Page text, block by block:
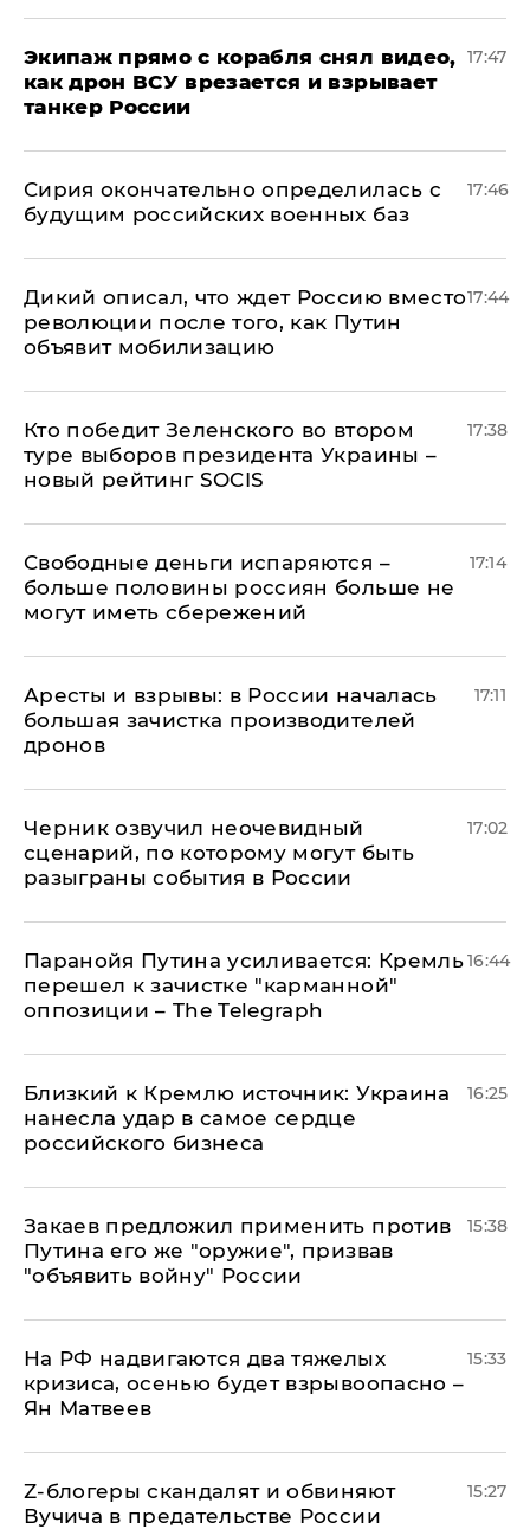
Экипаж прямо с корабля снял видео,
как дрон ВСУ врезается и взрывает
танкер России
17:47
Сирия окончательно определилась с
будущим российских военных баз
17:46
Дикий описал, что ждет Россию вместо
революции после того, как Путин
объявит мобилизацию
17:44
Кто победит Зеленского во втором
туре выборов президента Украины –
новый рейтинг SOCIS
17:38
Свободные деньги испаряются –
больше половины россиян больше не
могут иметь сбережений
17:14
Аресты и взрывы: в России началась
большая зачистка производителей
дронов
17:11
Черник озвучил неочевидный
сценарий, по которому могут быть
разыграны события в России
17:02
Паранойя Путина усиливается: Кремль
перешел к зачистке "карманной"
оппозиции – The Telegraph
16:44
Близкий к Кремлю источник: Украина
нанесла удар в самое сердце
российского бизнеса
16:25
Закаев предложил применить против
Путина его же "оружие", призвав
"объявить войну" России
15:38
На РФ надвигаются два тяжелых
кризиса, осенью будет взрывоопасно –
Ян Матвеев
15:33
Z-блогеры скандалят и обвиняют
Вучича в предательстве России
15:27